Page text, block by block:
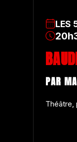
LES
PAR
Théâtre,